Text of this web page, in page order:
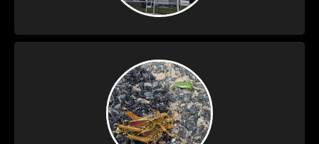
Davenport Dag 24